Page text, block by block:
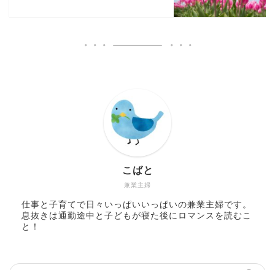
兼業主婦
こばと
仕事と子育てで日々いっぱいいっぱいの兼業主婦です。
息抜きは通勤途中と子どもが寝た後にロマンスを読むこ
と！